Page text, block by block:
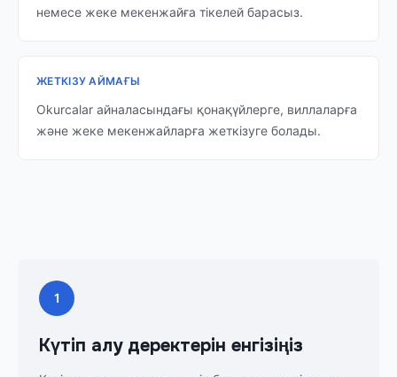
немесе жеке мекенжайға тікелей барасыз.
ЖЕТКІЗУ АЙМАҒЫ
Okurcalar айналасындағы қонақүйлерге, виллаларға
және жеке мекенжайларға жеткізуге болады.
1
Күтіп алу деректерін енгізіңіз